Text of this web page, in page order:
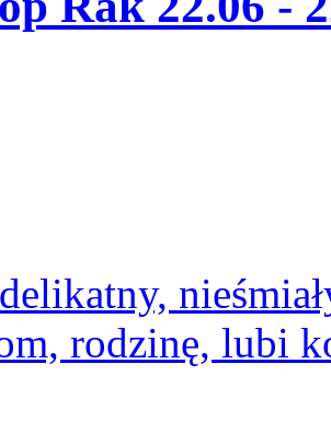
rodzinę, lubi